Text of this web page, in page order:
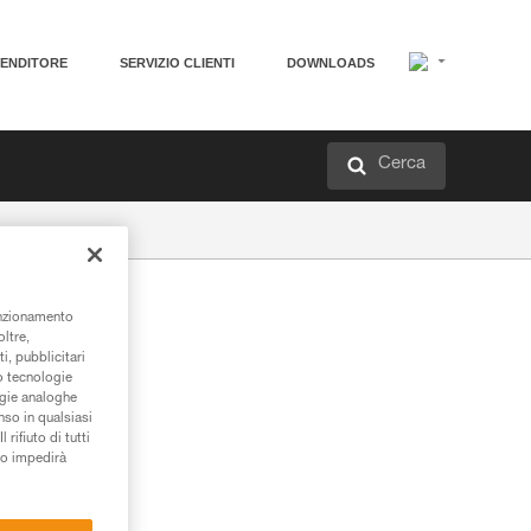
SERVIZIO CLIENTI DOWNLOADS
Cerca
pubblicitari
tecnologie
analoghe
in qualsiasi
rifiuto di tutti
impedirà